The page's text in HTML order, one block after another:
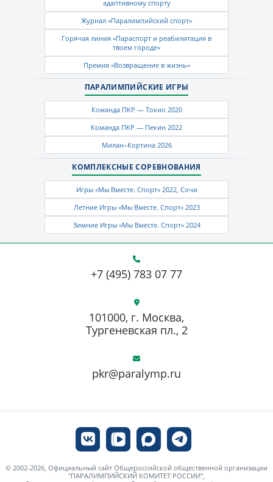
адаптивному спорту
Журнал «Паралимпийский спорт»
Горячая линия «Параспорт и реабилитация в
твоем городе»
Премия «Возвращение в жизнь»
ПАРАЛИМПИЙСКИЕ ИГРЫ
Команда ПКР — Токио 2020
Команда ПКР — Пекин 2022
Милан–Кортина 2026
КОМПЛЕКСНЫЕ СОРЕВНОВАНИЯ
Игры «Мы Вместе. Спорт» 2022, Сочи
Летние Игры «Мы Вместе. Спорт» 2023
Зимние Игры «Мы Вместе. Спорт» 2024
+7 (495) 783 07 77
pkr@paralymp.ru
101000, г. Москва,
Тургеневская пл., 2
© 2002-2026, Официальный сайт Общероссийской общественной организации
"ПАРАЛИМПИЙСКИЙ КОМИТЕТ РОССИИ",